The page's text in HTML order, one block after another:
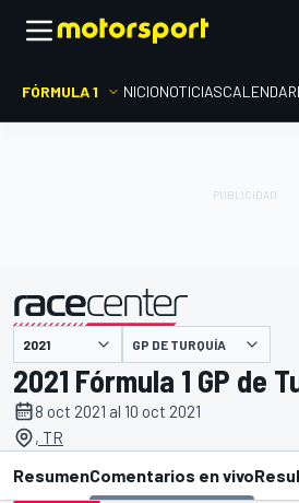
FÓRMULA 1 INICIONOTICIAS
GP DE TURQUÍA
2021 Fórmula 1 GP de
8 oct 2021 al 10 oct 2021
, TR
ResumenComentarios en vivo